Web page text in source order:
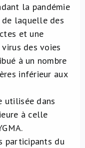
la pandémie
de laquelle des
et une
des voies
à un nombre
inférieur aux
utilisée dans
à celle
participants du